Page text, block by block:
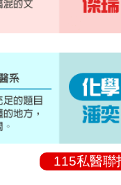
115私醫聯